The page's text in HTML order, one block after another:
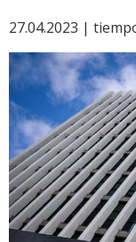
27.04.2023 |